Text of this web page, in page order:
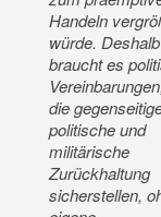
Handeln
würde. Deshalb
braucht es
die
politische und
militärische
Zurückhaltung
sicherstellen,